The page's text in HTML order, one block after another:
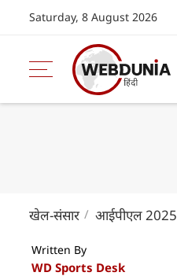
Saturday, 8 August 2026
खेल-संसार आईपीएल 2025
Written By
WD Sports Desk